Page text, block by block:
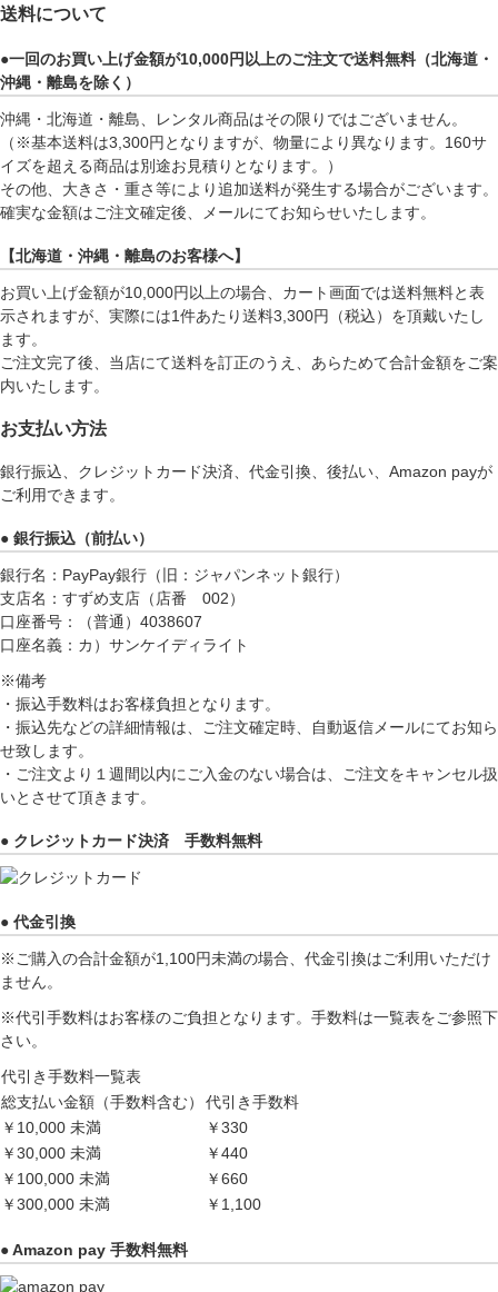
送料について
●一回のお買い上げ金額が10,000円以上のご注文で送料無料（北海道・
沖縄・離島を除く）
沖縄・北海道・離島、レンタル商品はその限りではございません。
（※基本送料は3,300円となりますが、物量により異なります。160サ
イズを超える商品は別途お見積りとなります。）
その他、大きさ・重さ等により追加送料が発生する場合がございます。
確実な金額はご注文確定後、メールにてお知らせいたします。
【北海道・沖縄・離島のお客様へ】
お買い上げ金額が10,000円以上の場合、カート画面では送料無料と表
示されますが、実際には1件あたり送料3,300円（税込）を頂戴いたし
ます。
ご注文完了後、当店にて送料を訂正のうえ、あらためて合計金額をご案
内いたします。
お支払い方法
銀行振込、クレジットカード決済、代金引換、後払い、Amazon payが
ご利用できます。
● 銀行振込（前払い）
銀行名：PayPay銀行（旧：ジャパンネット銀行）
支店名：すずめ支店（店番 002）
口座番号：（普通）4038607
口座名義：カ）サンケイディライト
※備考
・振込手数料はお客様負担となります。
・振込先などの詳細情報は、ご注文確定時、自動返信メールにてお知ら
せ致します。
・ご注文より１週間以内にご入金のない場合は、ご注文をキャンセル扱
いとさせて頂きます。
● クレジットカード決済 手数料無料
● 代金引換
※ご購入の合計金額が1,100円未満の場合、代金引換はご利用いただけ
ません。
※代引手数料はお客様のご負担となります。手数料は一覧表をご参照下
さい。
代引き手数料一覧表
総支払い金額（手数料含む）
代引き手数料
￥10,000 未満
￥330
￥30,000 未満
￥440
￥100,000 未満
￥660
￥300,000 未満
￥1,100
● Amazon pay 手数料無料